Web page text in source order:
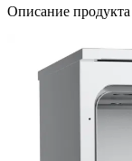
Описание продукта